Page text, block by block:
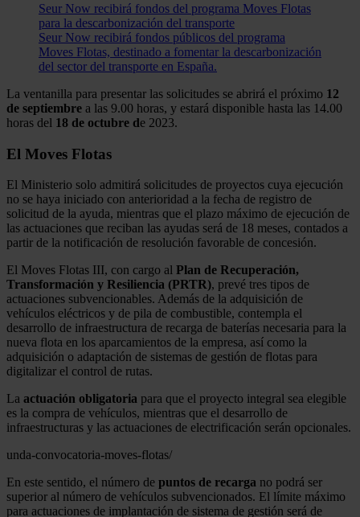
Seur Now recibirá fondos del programa Moves Flotas
para la descarbonización del transporte
Seur Now recibirá fondos públicos del programa
Moves Flotas, destinado a fomentar la descarbonización
del sector del transporte en España.
La ventanilla para presentar las solicitudes se abrirá el próximo 12
de septiembre a las 9.00 horas, y estará disponible hasta las 14.00
horas del 18 de octubre de 2023.
El Moves Flotas
El Ministerio solo admitirá solicitudes de proyectos cuya ejecución
no se haya iniciado con anterioridad a la fecha de registro de
solicitud de la ayuda, mientras que el plazo máximo de ejecución de
las actuaciones que reciban las ayudas será de 18 meses, contados a
partir de la notificación de resolución favorable de concesión.
El Moves Flotas III, con cargo al Plan de Recuperación,
Transformación y Resiliencia (PRTR), prevé tres tipos de
actuaciones subvencionables. Además de la adquisición de
vehículos eléctricos y de pila de combustible, contempla el
desarrollo de infraestructura de recarga de baterías necesaria para la
nueva flota en los aparcamientos de la empresa, así como la
adquisición o adaptación de sistemas de gestión de flotas para
digitalizar el control de rutas.
La actuación obligatoria para que el proyecto integral sea elegible
es la compra de vehículos, mientras que el desarrollo de
infraestructuras y las actuaciones de electrificación serán opcionales.
unda-convocatoria-moves-flotas/
En este sentido, el número de puntos de recarga no podrá ser
superior al número de vehículos subvencionados. El límite máximo
para actuaciones de implantación de sistema de gestión será de